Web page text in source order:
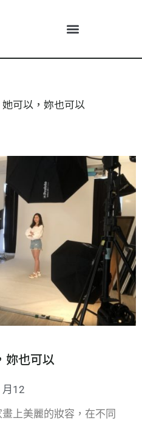
她可以，妳也可以
妳也可以
月12
上美麗的妝容，在不同